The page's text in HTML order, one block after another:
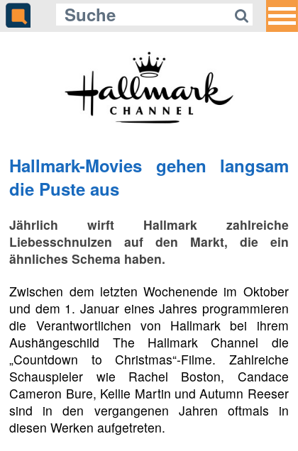
Hallmark-Movies gehen langsam
die Puste aus
Jährlich wirft Hallmark zahlreiche
Liebesschnulzen auf den Markt, die ein
ähnliches Schema haben.
Zwischen dem letzten Wochenende im Oktober
und dem 1. Januar eines Jahres programmieren
die Verantwortlichen von Hallmark bei ihrem
Aushängeschild The Hallmark Channel die
„Countdown to Christmas“-Filme. Zahlreiche
Schauspieler wie Rachel Boston, Candace
Cameron Bure, Kellie Martin und Autumn Reeser
sind in den vergangenen Jahren oftmals in
diesen Werken aufgetreten.